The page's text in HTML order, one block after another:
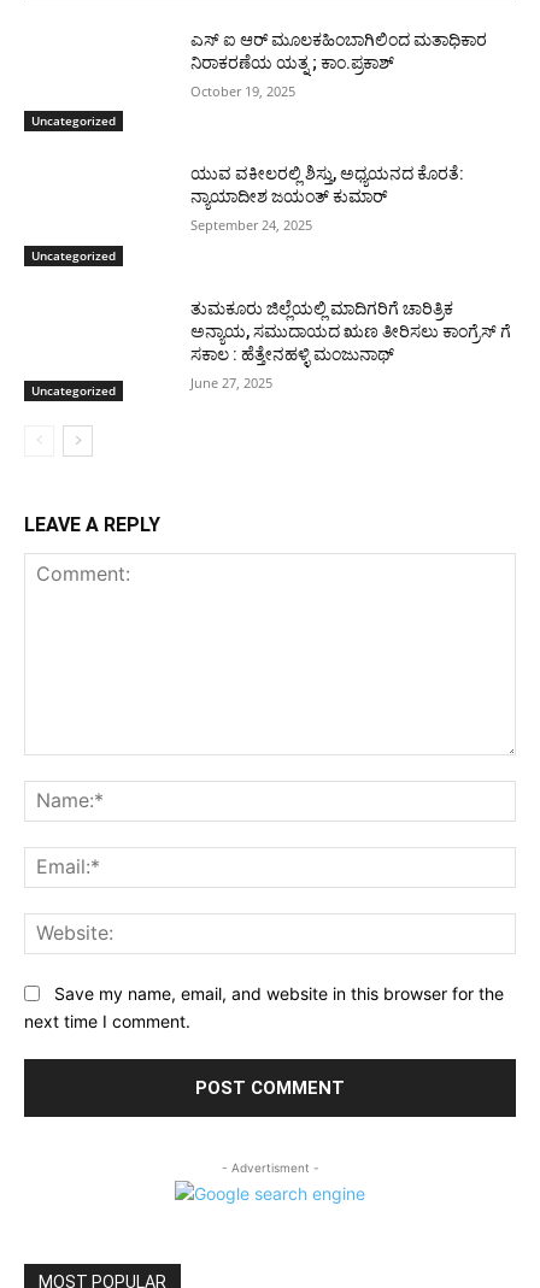
Uncategorized
ಎಸ್ ಐ ಆರ್ ಮೂಲಕಹಿಂಬಾಗಿಲಿಂದ ಮತಾಧಿಕಾರ
ನಿರಾಕರಣೆಯ ಯತ್ನ ; ಕಾಂ.ಪ್ರಕಾಶ್
October 19, 2025
Uncategorized
ಯುವ ವಕೀಲರಲ್ಲಿ ಶಿಸ್ತು, ಅಧ್ಯಯನದ ಕೊರತೆ:
ನ್ಯಾಯಾದೀಶ ಜಯಂತ್ ಕುಮಾರ್
September 24, 2025
Uncategorized
ತುಮಕೂರು ಜಿಲ್ಲೆಯಲ್ಲಿ ಮಾದಿಗರಿಗೆ ಚಾರಿತ್ರಿಕ
ಅನ್ಯಾಯ, ಸಮುದಾಯದ ಋಣ ತೀರಿಸಲು ಕಾಂಗ್ರೆಸ್ ಗೆ
ಸಕಾಲ : ಹೆತ್ತೇನಹಳ್ಳಿ ಮಂಜುನಾಥ್
June 27, 2025
LEAVE A REPLY
Save my name, email, and website in this browser for the
next time I comment.
- Advertisment -
MOST POPULAR